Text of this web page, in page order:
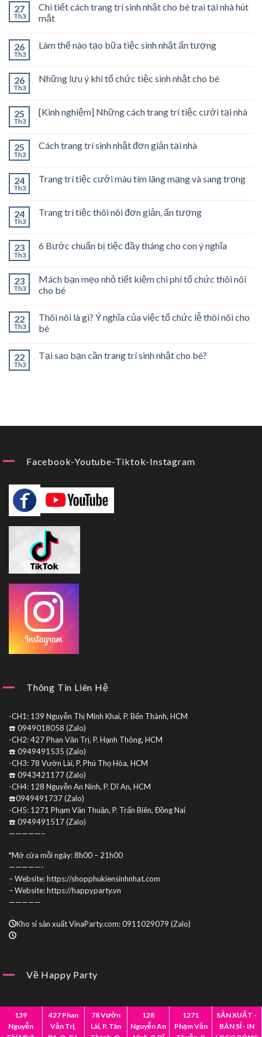
27
Th3
Chi tiết cách trang trí sinh nhật cho bé trai tại nhà hút
mắt
26
Th3
Làm thế nào tạo bữa tiệc sinh nhật ấn tượng
26
Th3
Những lưu ý khi tổ chức tiệc sinh nhật cho bé
25
Th3
[Kinh nghiệm] Những cách trang trí tiệc cưới tại nhà
25
Th3
Cách trang trí sinh nhật đơn giản tại nhà
24
Th3
Trang trí tiệc cưới màu tím lãng mạng và sang trọng
24
Th3
Trang trí tiệc thôi nôi đơn giản, ấn tượng
23
Th3
6 Bước chuẩn bị tiệc đầy tháng cho con ý nghĩa
23
Th3
Mách bạn mẹo nhỏ tiết kiệm chi phí tổ chức thôi nôi
cho bé
22
Th3
Thôi nôi là gì? Ý nghĩa của việc tổ chức lễ thôi nôi cho
bé
22
Th3
Tại sao bạn cần trang trí sinh nhật cho bé?
Facebook-Youtube-Tiktok-Instagram
Thông Tin Liên Hệ
-CH1: 139 Nguyễn Thị Minh Khai, P. Bến Thành, HCM
☎️ 0949018058 (Zalo)
-CH2: 427 Phan Văn Trị, P. Hạnh Thông, HCM
☎️ 0949491535 (Zalo)
-CH3: 78 Vườn Lài, P. Phú Thọ Hòa, HCM
☎️ 0943421177 (Zalo)
-CH4: 128 Nguyễn An Ninh, P. Dĩ An, HCM
☎️0949491737 (Zalo)
-CH5: 1271 Phạm Văn Thuận, P. Trấn Biên, Đồng Nai
☎️ 0949491517 (Zalo)
—————–
*Mở cửa mỗi ngày: 8h00 – 21h00
—————-
– Website: https://shopphukiensinhnhat.com
– Website: https://happyparty.vn
—————
Kho sỉ sản xuất VinaParty.com: 0911029079 (Zalo)
Về Happy Party
Giới Thiệu Mua Sỉ
Hợp Tác Liên Hệ
139
Nguyễn
427 Phan
Văn Trị,
78 Vườn
Lài, P. Tân
128
Nguyễn An
1271
Phạm Văn
SẢN XUẤT -
BÁN SỈ - IN